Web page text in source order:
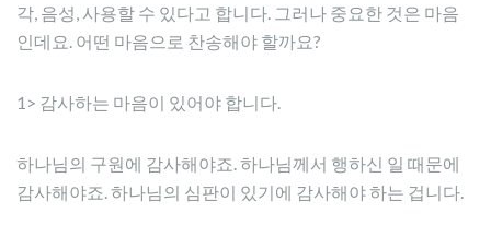
각, 음성, 사용할 수 있다고 합니다. 그러나 중요한 것은 마음
인데요. 어떤 마음으로 찬송해야 할까요?
1> 감사하는 마음이 있어야 합니다.
하나님의 구원에 감사해야죠. 하나님께서 행하신 일 때문에
감사해야죠. 하나님의 심판이 있기에 감사해야 하는 겁니다.